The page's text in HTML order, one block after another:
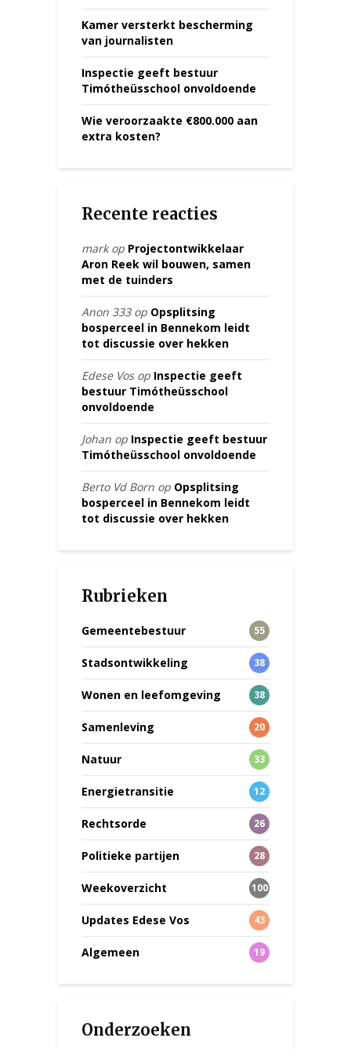
Kamer versterkt bescherming
van journalisten
Inspectie geeft bestuur
Timótheüsschool onvoldoende
Wie veroorzaakte €800.000 aan
extra kosten?
Recente reacties
markop Projectontwikkelaar
Aron Reek wil bouwen, samen
met de tuinders
Anon 333op Opsplitsing
bosperceel in Bennekom leidt
tot discussie over hekken
Edese Vosop Inspectie geeft
bestuur Timótheüsschool
onvoldoende
Johan op Inspectie geeft bestuur
Timótheüsschool onvoldoende
Berto Vd Born op Opsplitsing
bosperceel in Bennekom leidt
tot discussie over hekken
Rubrieken
Gemeentebestuur 55
Stadsontwikkeling 38
Wonen en leefomgeving 38
Samenleving 20
Natuur 33
Energietransitie 12
Rechtsorde 26
Politieke partijen 28
Weekoverzicht 100
Updates Edese Vos 43
Algemeen 19
Onderzoeken